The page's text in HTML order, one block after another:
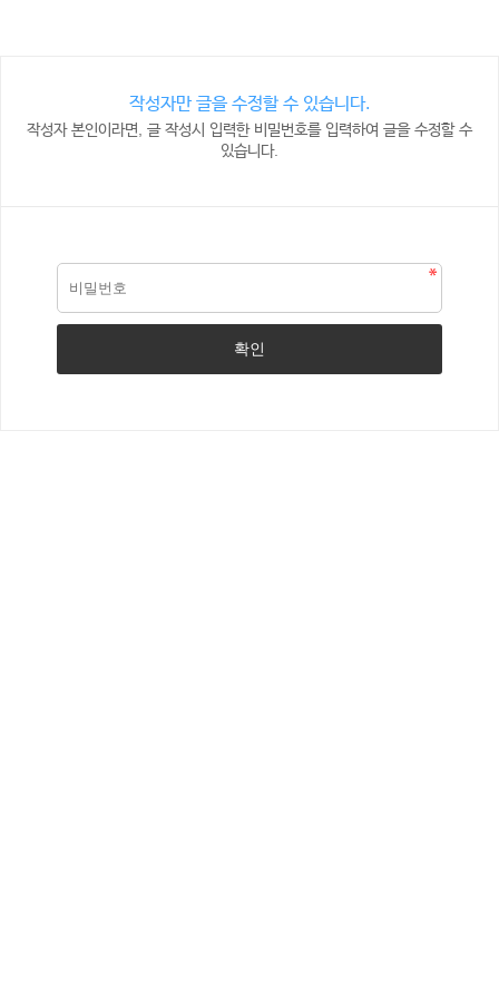
작성자만 글을 수정할 수 있습니다.
작성자 본인이라면, 글 작성시 입력한 비밀번호를 입력하여 글을 수정할 수
있습니다.